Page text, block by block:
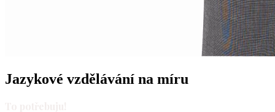
Jazykové vzdělávání na míru